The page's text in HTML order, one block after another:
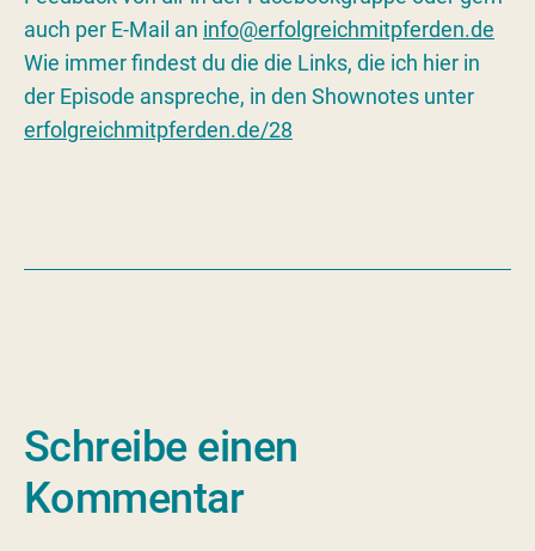
auch per E-Mail an info@erfolgreichmitpferden.de
Wie immer findest du die die Links, die ich hier in
der Episode anspreche, in den Shownotes unter
erfolgreichmitpferden.de/28
Schreibe einen
Kommentar